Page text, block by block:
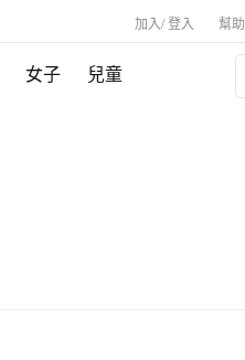
加入/登入 幫助
女子 兒童